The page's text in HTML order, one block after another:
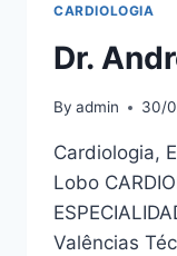
CARDIOLOGIA
Dr.
By admin 30/
Cardiologia,
Lobo
Valências